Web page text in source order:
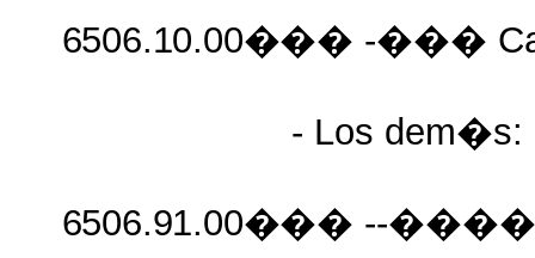
6506.10.00��� -���
- Los dem�s:
6506.91.00��� --